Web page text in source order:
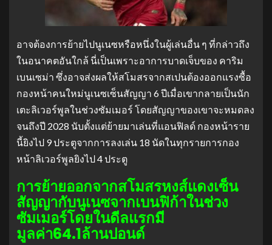
อาจต้องการย้ายไปนูเนซหรือหนึ่งในผู้เล่นอื่น ๆ ที่กล่าวถึง
ในอนาคตอันใกล้ นี่เป็นเพราะอาการบาดเจ็บของ คาริม
เบนเซม่า ซึ่งอาจส่งผลให้สโมสรจากสเปนต้องออกแรงซื้อ
กองหน้าคนใหม่นูเนซเซ็นสัญญา 6 ปีเมื่อเขากลายเป็นนัก
เตะลิเวอร์พูลในช่วงซัมเมอร์ โดยสัญญาของเขาจะหมดลง
จนถึงปี 2028 นับตั้งแต่ย้ายมาเล่นที่แอนฟิลด์ กองหน้าราย
นี้ยิงไป 9 ประตูจากการลงเล่น 18 นัดในทุกรายการกอง
หน้าลิเวอร์พูลยิงไป 4 ประตู
การย้ายออกจากสโมสรหงส์แดงเซ็น
สัญญากับนูเนซจากเบนฟิก้าในช่วง
ซัมเมอร์โดยในดีลแรกมี
มูลค่า64.1ล้านปอนด์